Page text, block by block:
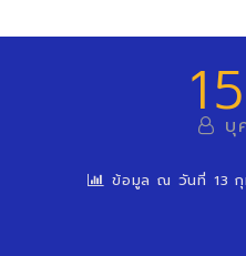
บุ
ข้อมูล ณ วันที่ 13 กุ